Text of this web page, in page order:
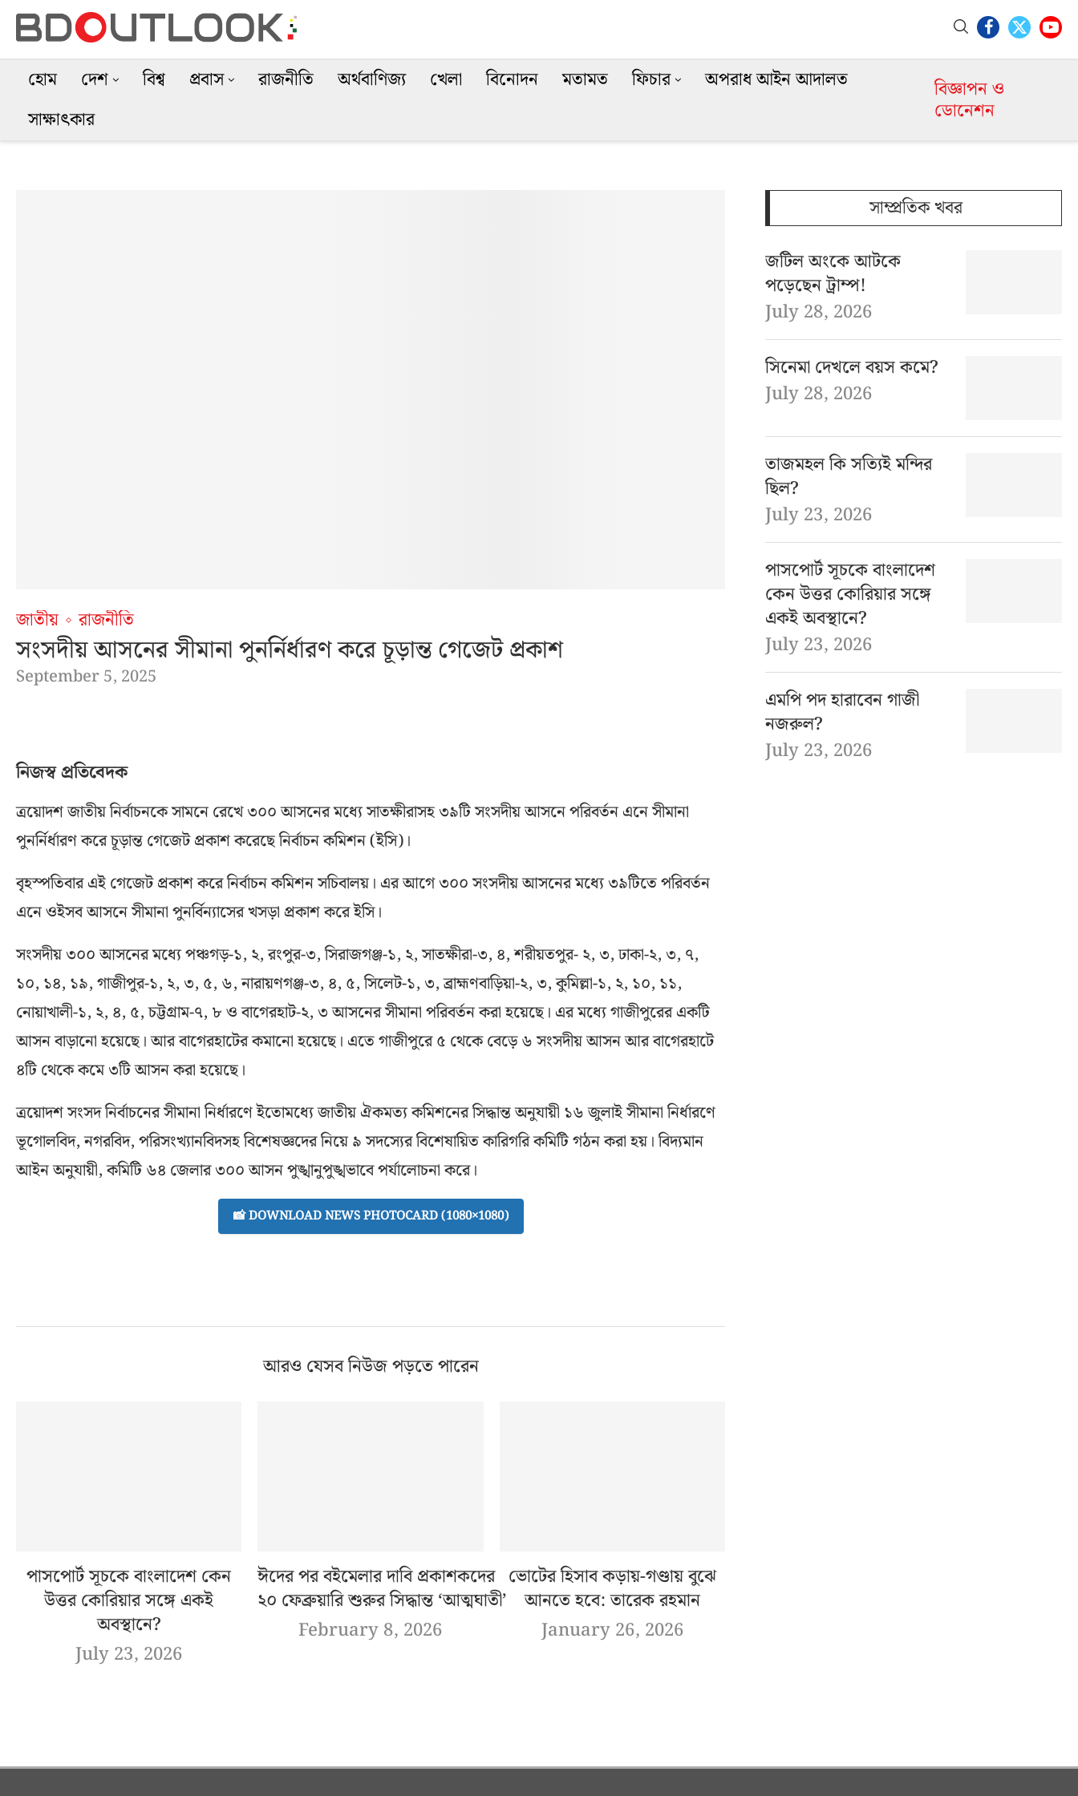
হোম দেশ বিশ্ব প্রবাস রাজনীতি অর্থবাণিজ্য খেলা বিনোদন মতামত ফিচার
অপরাধ আইন আদালত
সাক্ষাৎকার
বিজ্ঞাপন ও
ডোনেশন
জাতীয় রাজনীতি
সংসদীয় আসনের সীমানা পুনর্নির্ধারণ করে চূড়ান্ত গেজেট প্রকাশ
September 5, 2025
নিজস্ব প্রতিবেদক
ত্রয়োদশ জাতীয় নির্বাচনকে সামনে রেখে ৩০০ আসনের মধ্যে সাতক্ষীরাসহ ৩৯টি সংসদীয় আসনে পরিবর্তন এনে সীমানা
পুনর্নির্ধারণ করে চূড়ান্ত গেজেট প্রকাশ করেছে নির্বাচন কমিশন (ইসি)।
বৃহস্পতিবার এই গেজেট প্রকাশ করে নির্বাচন কমিশন সচিবালয়। এর আগে ৩০০ সংসদীয় আসনের মধ্যে ৩৯টিতে পরিবর্তন
এনে ওইসব আসনে সীমানা পুনর্বিন্যাসের খসড়া প্রকাশ করে ইসি।
সংসদীয় ৩০০ আসনের মধ্যে পঞ্চগড়-১, ২, রংপুর-৩, সিরাজগঞ্জ-১, ২, সাতক্ষীরা-৩, ৪, শরীয়তপুর- ২, ৩, ঢাকা-২, ৩, ৭,
১০, ১৪, ১৯, গাজীপুর-১, ২, ৩, ৫, ৬, নারায়ণগঞ্জ-৩, ৪, ৫, সিলেট-১, ৩, ব্রাহ্মণবাড়িয়া-২, ৩, কুমিল্লা-১, ২, ১০, ১১,
নোয়াখালী-১, ২, ৪, ৫, চট্টগ্রাম-৭, ৮ ও বাগেরহাট-২, ৩ আসনের সীমানা পরিবর্তন করা হয়েছে। এর মধ্যে গাজীপুরের একটি
আসন বাড়ানো হয়েছে। আর বাগেরহাটের কমানো হয়েছে। এতে গাজীপুরে ৫ থেকে বেড়ে ৬ সংসদীয় আসন আর বাগেরহাটে
৪টি থেকে কমে ৩টি আসন করা হয়েছে।
ত্রয়োদশ সংসদ নির্বাচনের সীমানা নির্ধারণে ইতোমধ্যে জাতীয় ঐকমত্য কমিশনের সিদ্ধান্ত অনুযায়ী ১৬ জুলাই সীমানা নির্ধারণে
ভূগোলবিদ, নগরবিদ, পরিসংখ্যানবিদসহ বিশেষজ্ঞদের নিয়ে ৯ সদস্যের বিশেষায়িত কারিগরি কমিটি গঠন করা হয়। বিদ্যমান
আইন অনুযায়ী, কমিটি ৬৪ জেলার ৩০০ আসন পুঙ্খানুপুঙ্খভাবে পর্যালোচনা করে।
📸 DOWNLOAD NEWS PHOTOCARD (1080×1080)
আরও যেসব নিউজ পড়তে পারেন
পাসপোর্ট সূচকে বাংলাদেশ কেন
উত্তর কোরিয়ার সঙ্গে একই
অবস্থানে?
July 23, 2026
ঈদের পর বইমেলার দাবি প্রকাশকদের
২০ ফেব্রুয়ারি শুরুর সিদ্ধান্ত ‘আত্মঘাতী’
February 8, 2026
ভোটের হিসাব কড়ায়-গণ্ডায় বুঝে
আনতে হবে: তারেক রহমান
January 26, 2026
সাম্প্রতিক খবর
জটিল অংকে আটকে
পড়েছেন ট্রাম্প!
July 28, 2026
সিনেমা দেখলে বয়স কমে?
July 28, 2026
তাজমহল কি সত্যিই মন্দির
ছিল?
July 23, 2026
পাসপোর্ট সূচকে বাংলাদেশ
কেন উত্তর কোরিয়ার সঙ্গে
একই অবস্থানে?
July 23, 2026
এমপি পদ হারাবেন গাজী
নজরুল?
July 23, 2026